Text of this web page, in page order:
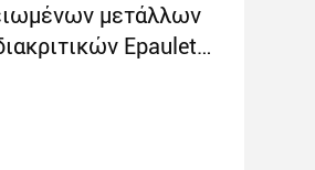
μετάλλων
Epaulette